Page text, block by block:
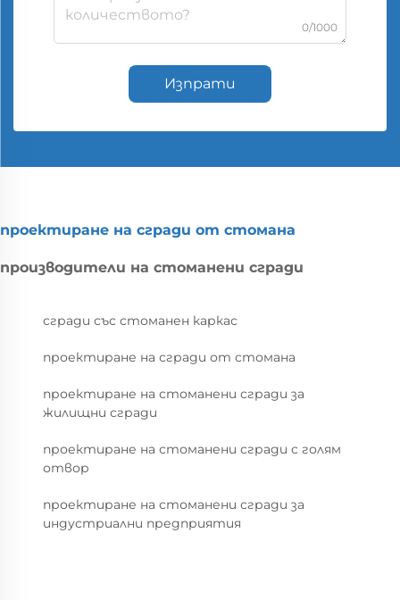
0/1000
Изпрати
проектиране на сгради от стомана
производители на стоманени сгради
сгради със стоманен каркас
проектиране на сгради от стомана
проектиране на стоманени сгради за
жилищни сгради
проектиране на стоманени сгради с голям
отвор
проектиране на стоманени сгради за
индустриални предприятия